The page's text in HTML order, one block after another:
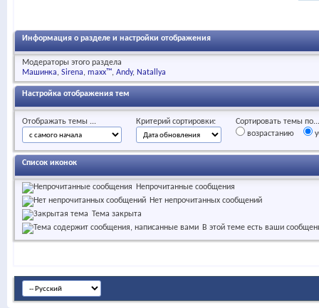
Информация о разделе и настройки отображения
Модераторы этого раздела
Машинка Sirena maxx™ Andy Natallya
Настройка отображения тем
Отображать темы ... Критерий сортировки:
Сортировать темы по...
возрастанию
Список иконок
Непрочитанные сообщения
Нет непрочитанных сообщений
Тема закрыта
В этой теме есть ваши